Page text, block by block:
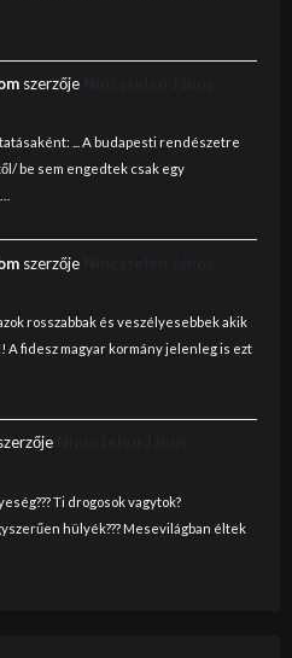
szerzője
... A budapesti rendészetre
be sem engedtek csak egy
szerzője
rosszabbak és veszélyesebbek akik
A fidesz magyar kormány jelenleg is ezt
Ti drogosok vagytok?
hülyék??? Mesevilágban éltek